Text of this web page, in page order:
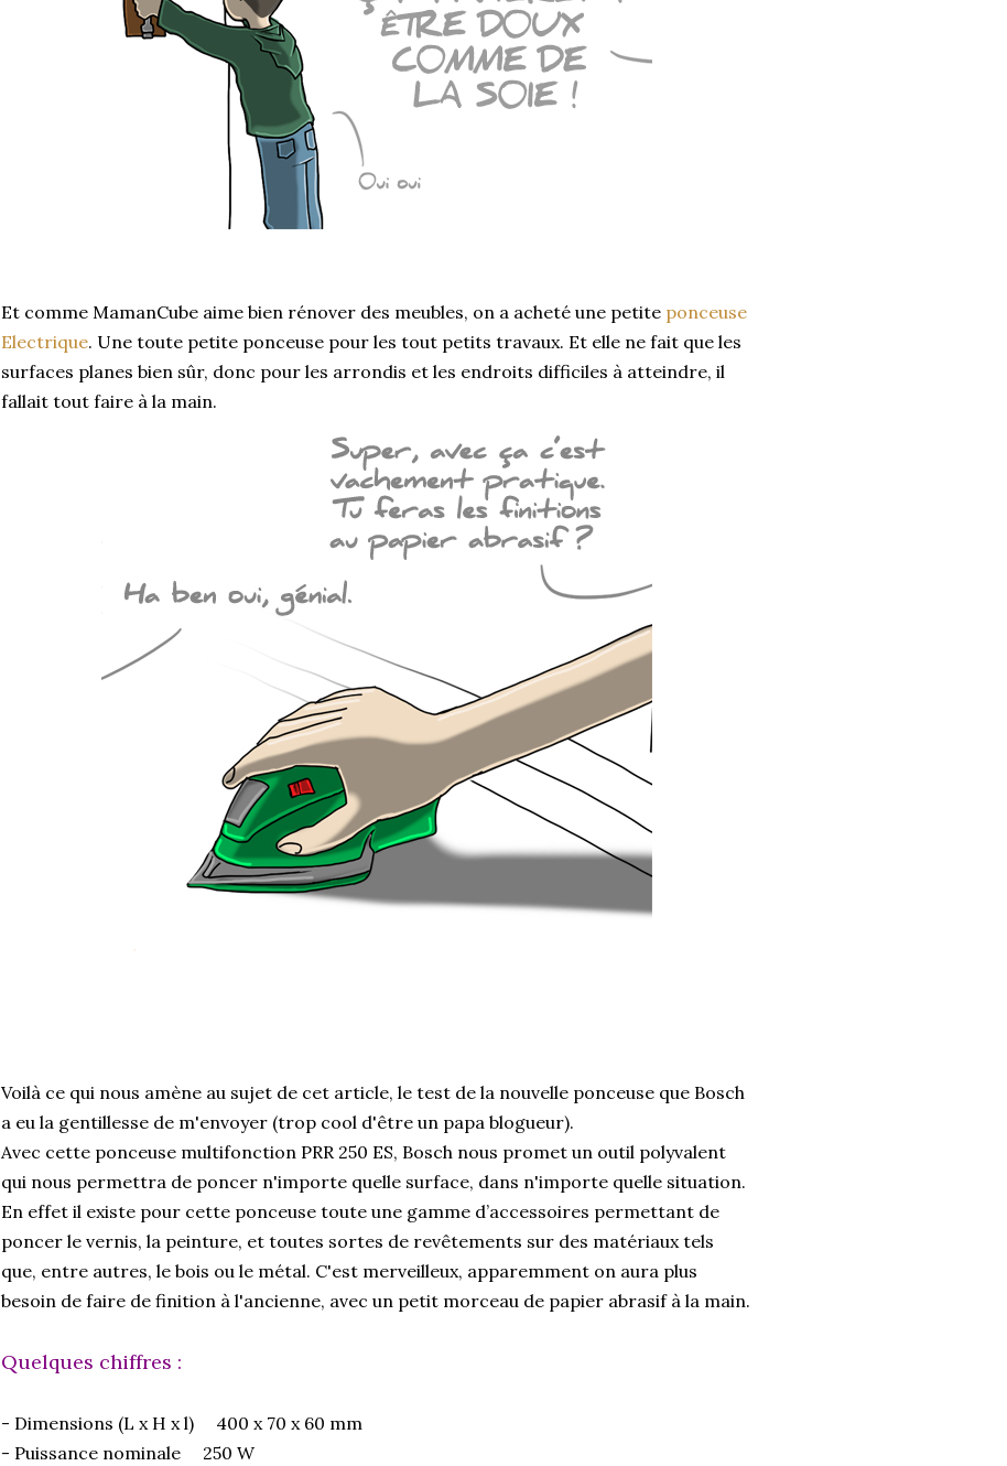
Et comme MamanCube aime bien rénover des meubles, on a acheté une petite ponceuse
Electrique. Une toute petite ponceuse pour les tout petits travaux. Et elle ne fait que les
surfaces planes bien sûr, donc pour les arrondis et les endroits difficiles à atteindre, il
fallait tout faire à la main.
Voilà ce qui nous amène au sujet de cet article, le test de la nouvelle ponceuse que Bosch
a eu la gentillesse de m'envoyer (trop cool d'être un papa blogueur).
Avec cette ponceuse multifonction PRR 250 ES, Bosch nous promet un outil polyvalent
qui nous permettra de poncer n'importe quelle surface, dans n'importe quelle situation.
En effet il existe pour cette ponceuse toute une gamme d’accessoires permettant de
poncer le vernis, la peinture, et toutes sortes de revêtements sur des matériaux tels
que, entre autres, le bois ou le métal. C'est merveilleux, apparemment on aura plus
besoin de faire de finition à l'ancienne, avec un petit morceau de papier abrasif à la main.
Quelques chiffres :
- Dimensions (L x H x l) 400 x 70 x 60 mm
- Puissance nominale 250 W